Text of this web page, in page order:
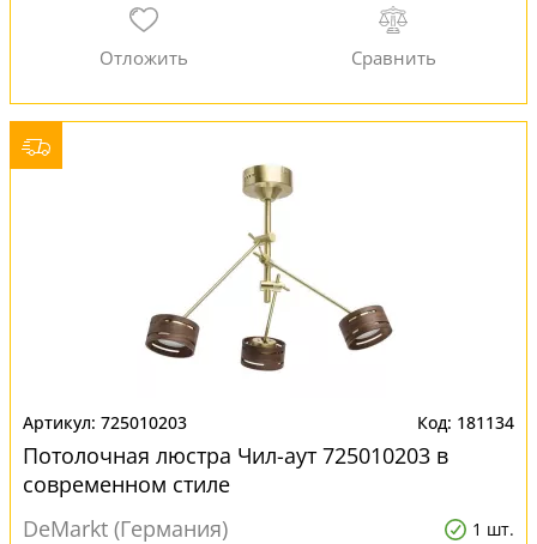
725010203 181134
Потолочная люстра Чил-аут 725010203 в
современном стиле
DeMarkt (Германия)
1 шт.